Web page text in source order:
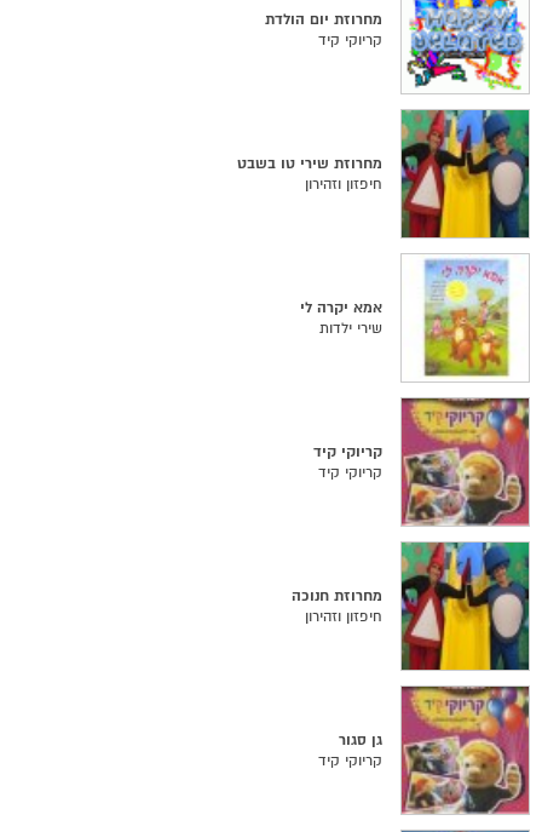
מחרוזת יום הולדת
קריוקי קיד
מחרוזת שירי טו בשבט
חיפזון וזהירון
אמא יקרה לי
שירי ילדות
קריוקי קיד
קריוקי קיד
מחרוזת חנוכה
חיפזון וזהירון
גן סגור
קריוקי קיד